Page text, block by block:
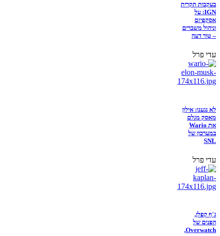
בעקבות תקרית
IGN: על
אסקפיזם
וניהול משברים
– טור דעה
עדי פרל
לא נגענו: אילון
מאסק מגלם
את Wario
במערכון של
SNL
עדי פרל
ג'ף קפלן,
הפנים של
Overwatch,